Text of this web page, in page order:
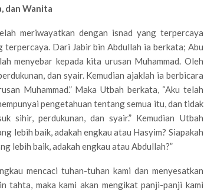
dan Wanita
meriwayatkan dengan isnad yang terpercaya
Dari Jabir bin Abdullah ia berkata; Abu
menyebar kepada kita urusan Muhammad. Oleh
dan syair. Kemudian ajaklah ia berbicara
Muhammad.” Maka Utbah berkata, “Aku telah
pengetahuan tentang semua itu, dan tidak
sihir, perdukunan, dan syair.” Kemudian Utbah
lebih baik, adakah engkau atau Hasyim? Siapakah
lebih baik, adakah engkau atau Abdullah?”
mencaci tuhan-tuhan kami dan menyesatkan
tahta, maka kami akan mengikat panji-panji kami